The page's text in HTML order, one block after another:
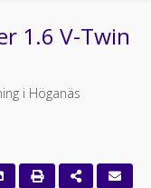
1.6 V-Twin
i Höganäs